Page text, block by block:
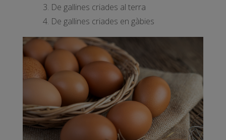
De gallines criades al terra
De gallines criades en gàbies